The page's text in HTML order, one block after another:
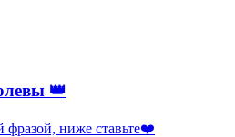
👑
фразой, ниже ставьте❤️